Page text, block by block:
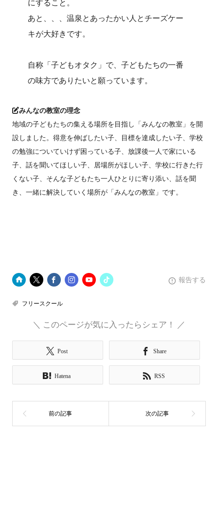
にすること。
あと、、、温泉とあったかい人とチーズケー
キが大好きです。
自称「子どもオタク」で、子どもたちの一番
の味方でありたいと願っています。
みんなの教室の理念
地域の子どもたちの集える場所を目指し「みんなの教室」を開
設しました。得意を伸ばしたい子、目標を達成したい子、学校
の勉強についていけず困っている子、放課後一人で家にいる
子、話を聞いてほしい子、居場所がほしい子、学校に行きた行
くない子、そんな子どもたち一人ひとりに寄り添い、話を聞
き、一緒に解決していく場所が「みんなの教室」です。
報告する
フリースクール
＼ このページが気に入ったらシェア！ ／
Post Share
Hatena RSS